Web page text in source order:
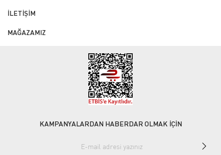
İLETİŞİM
MAĞAZAMIZ
KAMPANYALARDAN HABERDAR OLMAK İÇİN